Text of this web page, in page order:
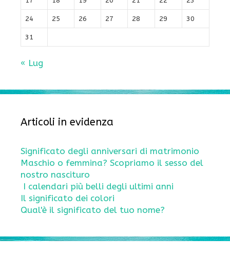
24 25 26 27 28 29 30
31
« Lug
Articoli in evidenza
Significato degli anniversari di matrimonio
Maschio o femmina? Scopriamo il sesso del
nostro nascituro
I calendari più belli degli ultimi anni
Il significato dei colori
Qual'è il significato del tuo nome?